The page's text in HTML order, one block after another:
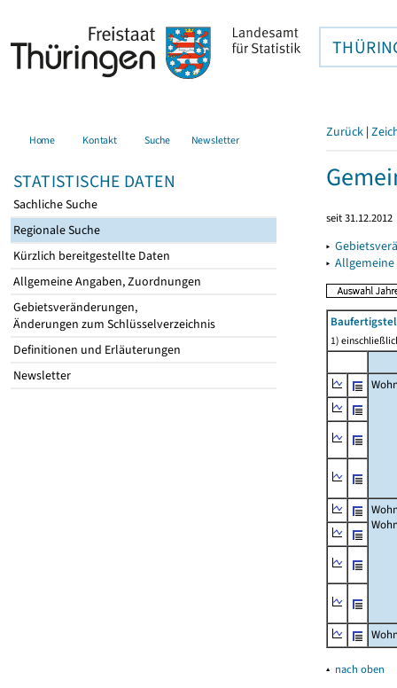
Home Kontakt Suche Newsletter
STATISTISCHE DATEN
Sachliche Suche
Regionale Suche
Kürzlich bereitgestellte Daten
Allgemeine Angaben, Zuordnungen
Gebietsveränderungen,
Änderungen zum Schlüsselverzeichnis
Definitionen und Erläuterungen
Newsletter
Zurück |
seit 31.12.2012
▸
▸
1)
▴ nach oben